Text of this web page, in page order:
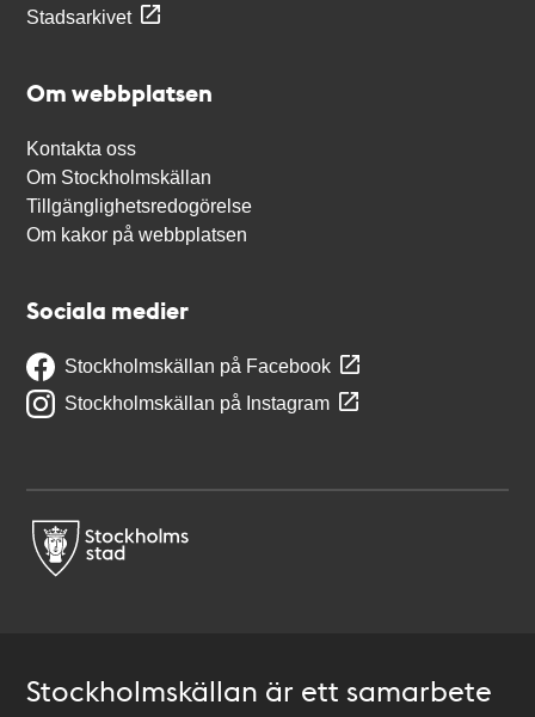
Stadsarkivet
Om webbplatsen
Kontakta oss
Om Stockholmskällan
Tillgänglighetsredogörelse
Om kakor på webbplatsen
Sociala medier
Stockholmskällan på Facebook
Stockholmskällan på Instagram
Stockholmskällan är ett samarbete